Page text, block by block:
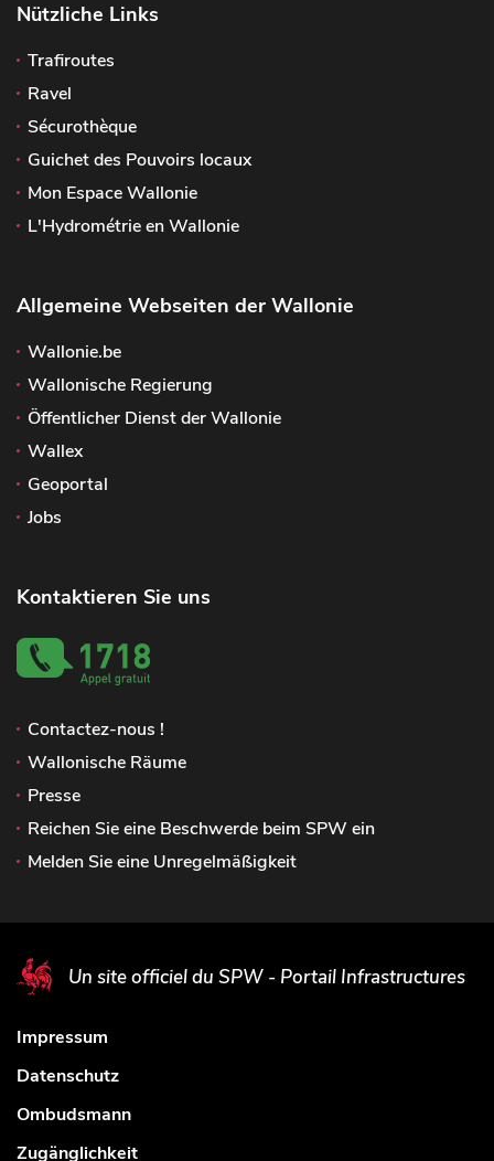
Nützliche Links
Trafiroutes
Ravel
Sécurothèque
Guichet des Pouvoirs locaux
Mon Espace Wallonie
L'Hydrométrie en Wallonie
Allgemeine Webseiten der Wallonie
Wallonie.be
Wallonische Regierung
Öffentlicher Dienst der Wallonie
Wallex
Geoportal
Jobs
Kontaktieren Sie uns
Contactez-nous !
Wallonische Räume
Presse
Reichen Sie eine Beschwerde beim SPW ein
Melden Sie eine Unregelmäßigkeit
Un site officiel du SPW - Portail Infrastructures
Impressum
Datenschutz
Ombudsmann
Zugänglichkeit